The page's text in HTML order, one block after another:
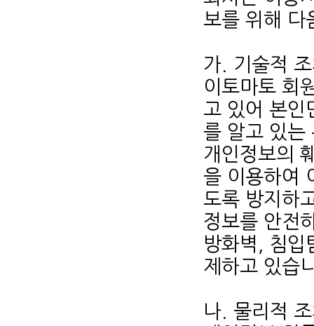
보를 위해 다
가. 기술적
이토마토 회
고 있어 본인
를 알고 있는
개인정보의
을 이용하여
도록 방지하
정보를 안전
방화벽, 침입
제하고 있습
나. 물리적